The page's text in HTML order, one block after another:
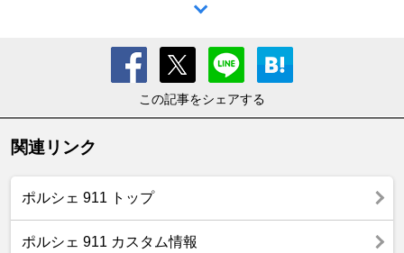
この記事をシェアする
関連リンク
ポルシェ 911 トップ
ポルシェ 911 カスタム情報